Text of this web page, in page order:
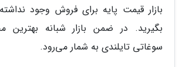
بازار قیمت پایه‌ برای فروش وجود
بگیرید. در ضمن بازار شبانه بهترین
سوغاتی تایلندی به شمار می‌رود.